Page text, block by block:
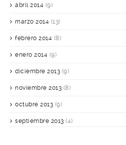
abril 2014 (9)
marzo 2014 (13)
febrero 2014 (8)
enero 2014 (9)
diciembre 2013 (9)
noviembre 2013 (8)
octubre 2013 (9)
septiembre 2013 (4)